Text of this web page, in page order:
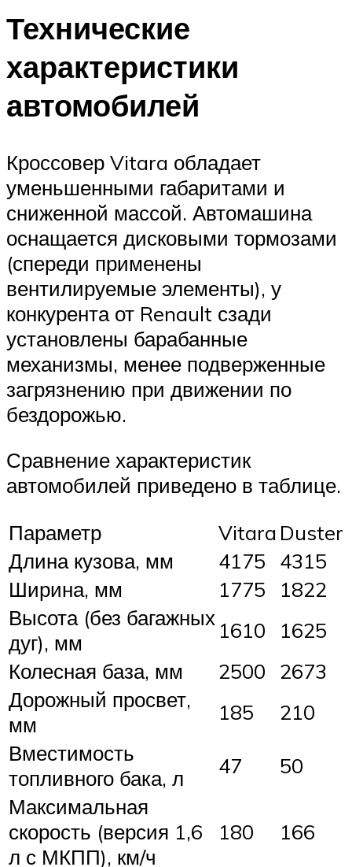
Технические
характеристики
автомобилей
Кроссовер Vitara обладает
уменьшенными габаритами и
сниженной массой. Автомашина
оснащается дисковыми тормозами
(спереди применены
вентилируемые элементы), у
конкурента от Renault сзади
установлены барабанные
механизмы, менее подверженные
загрязнению при движении по
бездорожью.
Сравнение характеристик
автомобилей приведено в таблице.
Параметр
Vitara Duster
Длина кузова, мм
4175
4315
Ширина, мм
1775
1822
Высота (без багажных
дуг), мм
1610
1625
Колесная база, мм
2500
2673
Дорожный просвет,
мм
185
210
Вместимость
топливного бака, л
47
50
Максимальная
скорость (версия 1,6
л с МКПП), км/ч
180 166